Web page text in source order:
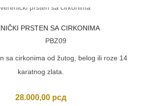
PRSTEN SA CIRKONIMA
PBZ09
sa cirkonima od žutog, belog ili roze 14
karatnog zlata.
28.000,00 рсд